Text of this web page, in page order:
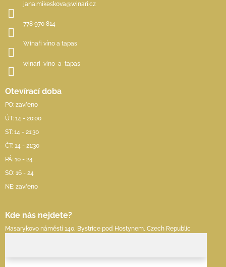
jana.mikeskova@winari.cz
778 970 814
Winaři víno a tapas
winari_vino_a_tapas
Otevírací doba
PO: zavřeno
ÚT: 14 - 20:00
ST: 14 - 21:30
ČT: 14 - 21:30
PÁ: 10 - 24
SO: 16 - 24
NE: zavřeno
Kde nás nejdete?
Masarykovo náměstí 140, Bystrice pod Hostynem, Czech Republic